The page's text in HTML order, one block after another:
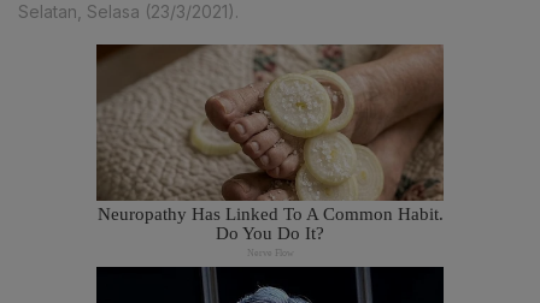
Selatan, Selasa (23/3/2021).